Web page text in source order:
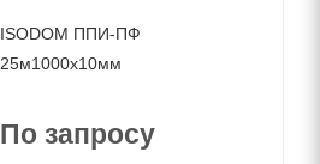
ISODOM ППИ-ПФ
25м1000x10мм
По запросу